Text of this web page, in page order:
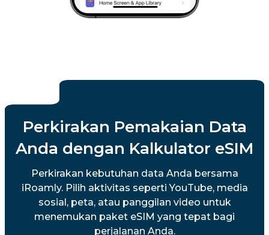
Perkirakan Pemakaian Data
Anda dengan Kalkulator eSIM
Perkirakan kebutuhan data Anda bersama
iRoamly. Pilih aktivitas seperti YouTube, media
sosial, peta, atau panggilan video untuk
menemukan paket eSIM yang tepat bagi
perjalanan Anda.